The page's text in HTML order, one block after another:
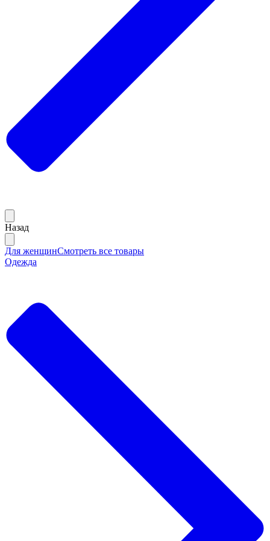
Назад
Для женщинСмотреть все товары
Одежда